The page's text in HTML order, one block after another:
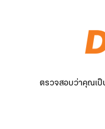
ตรวจสอบว่าคุณเป็